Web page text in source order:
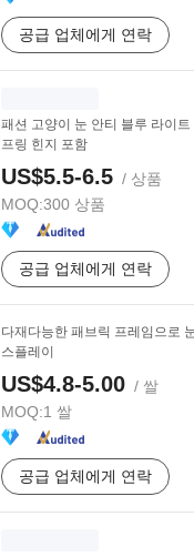
공급 업체에게 연락
패션 고양이 눈 안티 블루 라이트
프링 힌지 포함
US$5.5-6.5 / 상품
MOQ:300 상품
공급 업체에게 연락
다재다능한 패브릭 프레임으로
스플레이
US$4.8-5.00 / 쌀
MOQ:1 쌀
공급 업체에게 연락